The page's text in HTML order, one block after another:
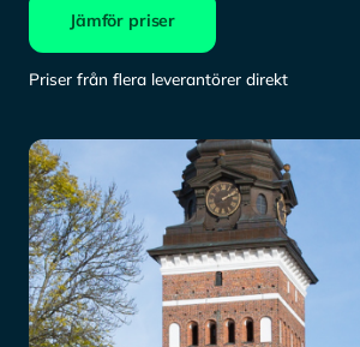
Jämför priser
Priser från flera leverantörer direkt